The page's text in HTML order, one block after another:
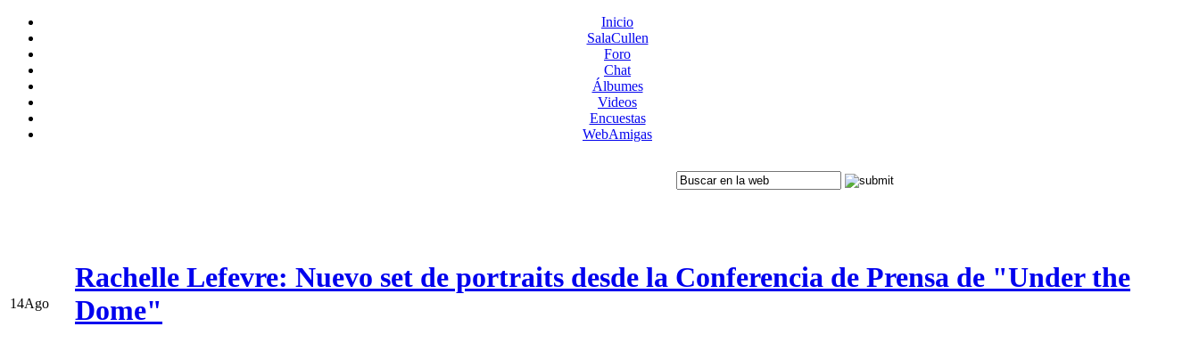
Inicio
SalaCullen
Foro
Chat
Álbumes
Videos
Encuestas
WebAmigas
14Ago
Rachelle Lefevre: Nuevo set de portraits desde la Conferencia de Prensa de "Under the
Dome"